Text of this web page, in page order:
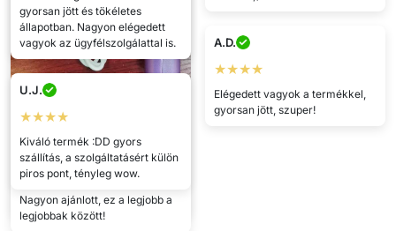
Ágota
★★★★★
Fantasztikus! Mindig a
rendet tudok rakni!
Tündi
★★★★★
Nagyon ajánlott, ez a legjobb a
legjobbak között!
gyorsan jött és tökéletes
állapotban. Nagyon elégedett
vagyok az ügyfélszolgálattal is.
A.D.
★★★★
Elégedett vagyok a termékkel,
gyorsan jött, szuper!
U.J.
★★★★
Kiváló termék :DD gyors
szállítás, a szolgáltatásért külön
piros pont, tényleg wow.